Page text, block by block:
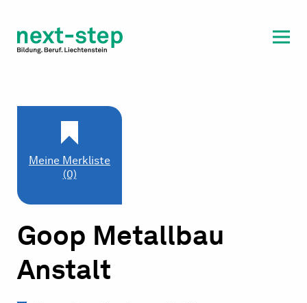
Beratung & Unterstützung
Goop Metallbau
Anstalt
Meine Merkliste
(0)